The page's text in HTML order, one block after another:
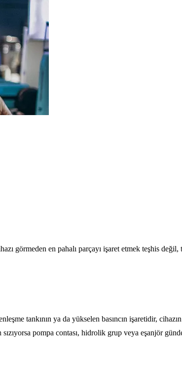
görmeden en pahalı parçayı işaret etmek teşhis değil,
tankının ya da yükselen basıncın işaretidir,
pompa contası, hidrolik grup veya eşanjör